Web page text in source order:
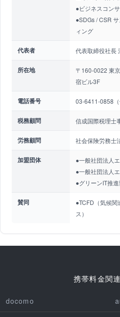
●ビジネスコン
●SDGs / CSR
ィング
代表者 代表取締役社長
所在地
〒160-0022 東
宿ビル3F
電話番号 03-6411-0858（
税務顧問 信成国際税理士
労務顧問 社会保険労務士
加盟団体
●一般社団法人
●一般社団法人
●グリーンIT推
賛同
●TCFD（気候
ス）
携帯料金関
docomo